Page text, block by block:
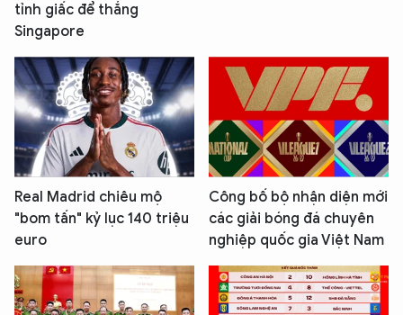
tỉnh giấc để thắng
Singapore
Real Madrid chiêu mộ
"bom tấn" kỷ lục 140 triệu
euro
Công bố bộ nhận diện mới
các giải bóng đá chuyên
nghiệp quốc gia Việt Nam